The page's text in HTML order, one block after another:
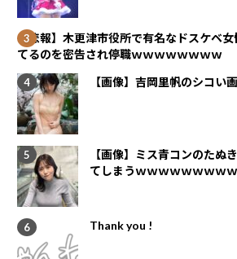
【悲報】木更津市役所で有名なドスケベ
てるのを密告され停職ｗｗｗｗｗｗｗｗ
【画像】吉岡里帆のシコ
【画像】ミス青コンのた
てしまうｗｗｗｗｗｗｗｗ
Thank you !